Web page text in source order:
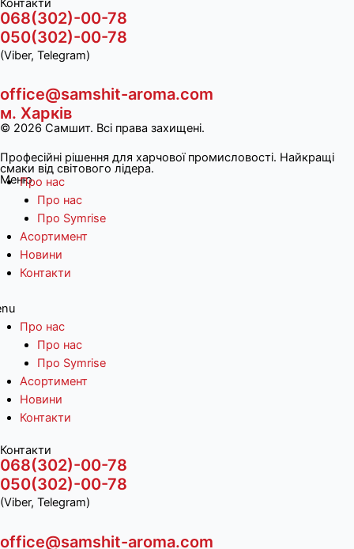
Контакти
068(302)-00-78
050(302)-00-78
(Viber, Telegram)
office@samshit-aroma.com
м. Харків
© 2026 Самшит. Всі права захищені.
Професійні рішення для харчової промисловості. Найкращі
смаки від світового лідера.
МенюПро нас
Про нас
Про Symrise
Асортимент
Новини
Контакти
Про нас
Про нас
Про Symrise
Асортимент
Новини
Контакти
Контакти
068(302)-00-78
050(302)-00-78
(Viber, Telegram)
office@samshit-aroma.com